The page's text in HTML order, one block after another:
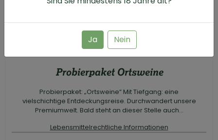
Ja Nein
Probierpaket Ortsweine
Probierpaket: „Ortsweine“ Mit Tiefgang: eine
vielschichtige Entdeckungsreise. Durchwandert unsere
Premiumwelt. Bald steht an dieser Stelle auch...
Lebensmittelrechtliche Informationen